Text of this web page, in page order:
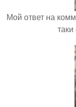
Мой ответ на